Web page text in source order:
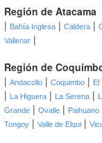
Región de Atacama
| Bahía Inglesa | Caldera |
Vallenar |
Región de
| Andacollo | Coquimbo | El
| La Higuera | La Serena |
Grande | Ovalle | Paihuano
Tongoy | Valle de Elqui |